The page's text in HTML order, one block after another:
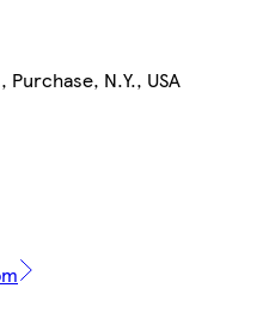
N.Y., USA